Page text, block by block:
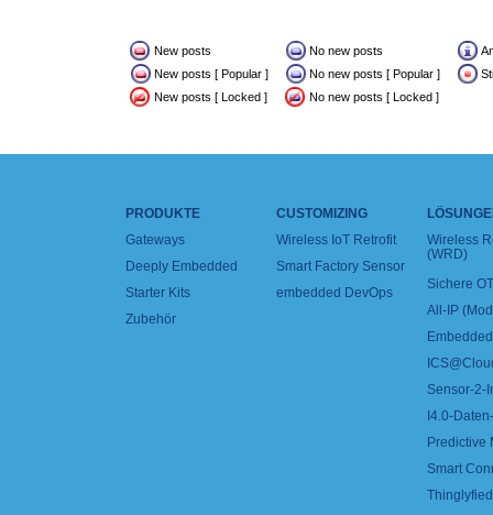
New posts No new posts
New posts [ Popular ]
No new posts [ Popular ]
New posts [ Locked ]
No new posts [ Locked ]
PRODUKTE
Gateways
Deeply Embedded
Starter Kits
Zubehör
CUSTOMIZING
Wireless IoT Retrofit
Smart Factory Sensor
embedded DevOps
Wireless
(WRD)
Sichere
All-IP
Sensor-2-
I4.0-
Predictive
Smart